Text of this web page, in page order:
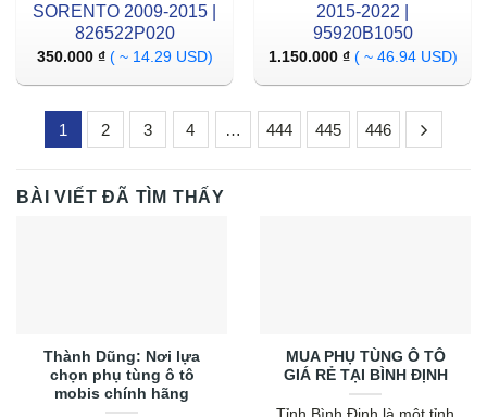
SORENTO 2009-2015 |
826522P020
350.000 ₫ ( ~ 14.29 USD)
2015-2022 |
95920B1050
1.150.000 ₫ ( ~ 46.94 USD)
1 2 3 4 … 444 445 446
BÀI VIẾT ĐÃ TÌM THẤY
Thành Dũng: Nơi lựa
chọn phụ tùng ô tô
mobis chính hãng
MUA PHỤ TÙNG Ô TÔ
GIÁ RẺ TẠI BÌNH ĐỊNH